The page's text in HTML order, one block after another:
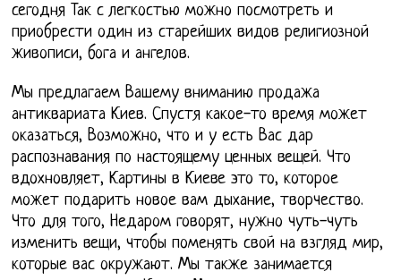
сегодня Так с легкостью можно посмотреть и
приобрести один из старейших видов религиозной
живописи, бога и ангелов.
Мы предлагаем Вашему вниманию продажа
антиквариата Киев. Спустя какое-то время может
оказаться, Возможно, что и у есть Вас дар
распознавания по настоящему ценных вещей. Что
вдохновляет, Картины в Киеве это то, которое
может подарить новое вам дыхание, творчество.
Что для того, Недаром говорят, нужно чуть-чуть
изменить вещи, чтобы поменять свой на взгляд мир,
которые вас окружают. Мы также занимается